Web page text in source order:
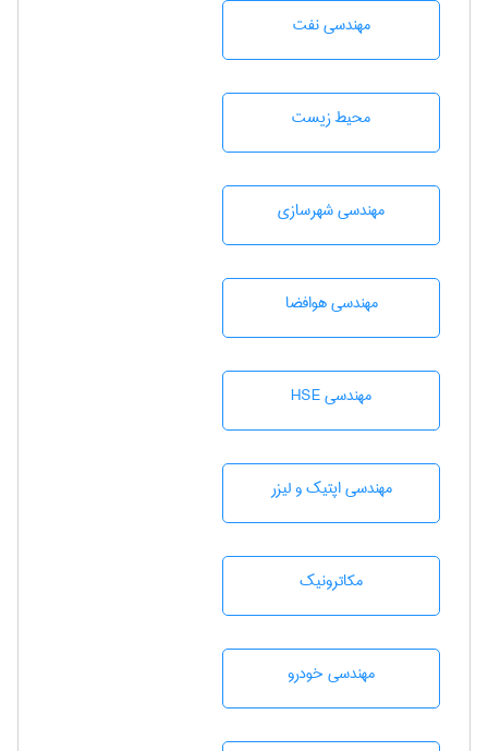
مهندسی نفت
محيط زيست
مهندسی شهرسازی
مهندسی هوافضا
مهندسی HSE
مهندسی اپتیک و لیزر
مکاترونیک
مهندسی خودرو